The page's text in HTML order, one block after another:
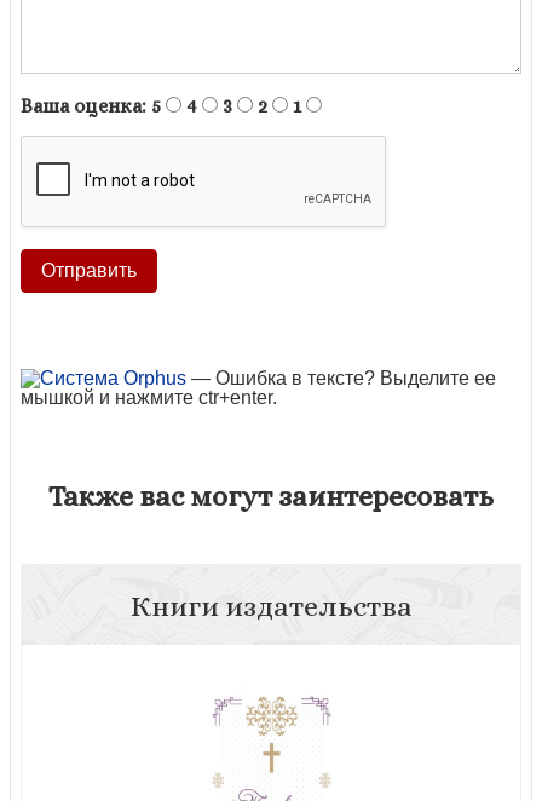
Ваша оценка: 5 4 3 2 1
— Ошибка в тексте? Выделите ее
мышкой и нажмите ctr+enter.
Также вас могут заинтересовать
Книги издательства